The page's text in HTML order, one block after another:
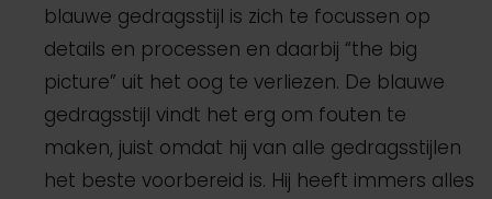
blauwe gedragsstijl is zich te focussen op
details en processen en daarbij “the big
picture” uit het oog te verliezen. De blauwe
gedragsstijl vindt het erg om fouten te
maken, juist omdat hij van alle gedragsstijlen
het beste voorbereid is. Hij heeft immers alles